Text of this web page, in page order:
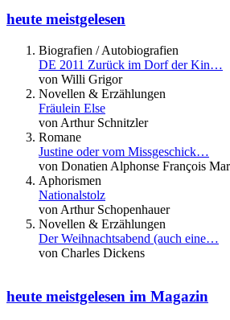
heute meistgelesen
Biografien / Autobiografien
DE 2011 Zurück im Dorf der Kin…
von Willi Grigor
Novellen & Erzählungen
Fräulein Else
von Arthur Schnitzler
Romane
Justine oder vom Missgeschick…
von Donatien Alphonse François
Aphorismen
Nationalstolz
von Arthur Schopenhauer
Novellen & Erzählungen
Der Weihnachtsabend (auch eine…
von Charles Dickens
heute meistgelesen im Magazin